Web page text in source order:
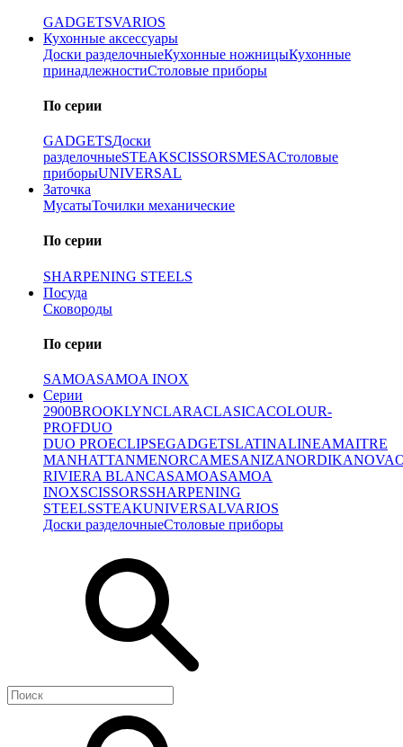
GADGETSVARIOS
Кухонные аксессуары
Доски разделочныеКухонные ножницыКухонные
принадлежностиСтоловые приборы
По серии
GADGETSДоски
разделочныеSTEAKSCISSORSMESAСтоловые
приборыUNIVERSAL
Заточка
МусатыТочилки механические
По серии
SHARPENING STEELS
Посуда
Сковороды
По серии
SAMOASAMOA INOX
Серии
2900BROOKLYNCLARACLASICACOLOUR-
PROFDUO
DUO PROECLIPSEGADGETSLATINALINEAMAITRE
MANHATTANMENORCAMESANIZANORDIKANOVA
RIVIERA BLANCASAMOASAMOA
INOXSCISSORSSHARPENING
STEELSSTEAKUNIVERSALVARIOS
Доски разделочныеСтоловые приборы